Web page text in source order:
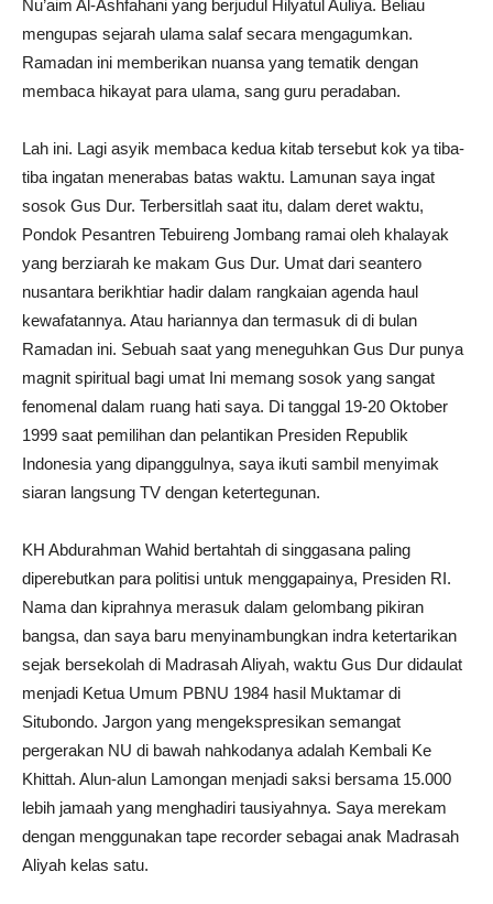
Nu’aim Al-Ashfahani yang berjudul Hilyatul Auliya. Beliau
mengupas sejarah ulama salaf secara mengagumkan.
Ramadan ini memberikan nuansa yang tematik dengan
membaca hikayat para ulama, sang guru peradaban.
Lah ini. Lagi asyik membaca kedua kitab tersebut kok ya tiba-
tiba ingatan menerabas batas waktu. Lamunan saya ingat
sosok Gus Dur. Terbersitlah saat itu, dalam deret waktu,
Pondok Pesantren Tebuireng Jombang ramai oleh khalayak
yang berziarah ke makam Gus Dur. Umat dari seantero
nusantara berikhtiar hadir dalam rangkaian agenda haul
kewafatannya. Atau hariannya dan termasuk di di bulan
Ramadan ini. Sebuah saat yang meneguhkan Gus Dur punya
magnit spiritual bagi umat Ini memang sosok yang sangat
fenomenal dalam ruang hati saya. Di tanggal 19-20 Oktober
1999 saat pemilihan dan pelantikan Presiden Republik
Indonesia yang dipanggulnya, saya ikuti sambil menyimak
siaran langsung TV dengan ketertegunan.
KH Abdurahman Wahid bertahtah di singgasana paling
diperebutkan para politisi untuk menggapainya, Presiden RI.
Nama dan kiprahnya merasuk dalam gelombang pikiran
bangsa, dan saya baru menyinambungkan indra ketertarikan
sejak bersekolah di Madrasah Aliyah, waktu Gus Dur didaulat
menjadi Ketua Umum PBNU 1984 hasil Muktamar di
Situbondo. Jargon yang mengekspresikan semangat
pergerakan NU di bawah nahkodanya adalah Kembali Ke
Khittah. Alun-alun Lamongan menjadi saksi bersama 15.000
lebih jamaah yang menghadiri tausiyahnya. Saya merekam
dengan menggunakan tape recorder sebagai anak Madrasah
Aliyah kelas satu.